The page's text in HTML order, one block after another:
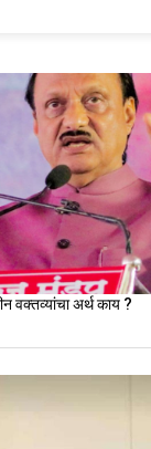
वक्तव्यांचा अर्थ काय ?